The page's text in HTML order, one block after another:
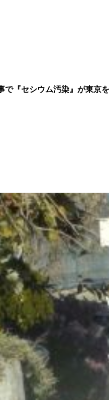
『セシウム汚染』が東京